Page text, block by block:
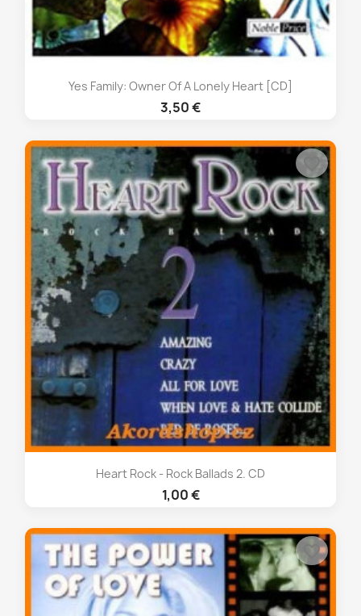
Yes Family: Owner Of A Lonely Heart [CD]
3,50 €
Heart Rock - Rock Ballads 2. CD
1,00 €
favorite_border
favorite_border